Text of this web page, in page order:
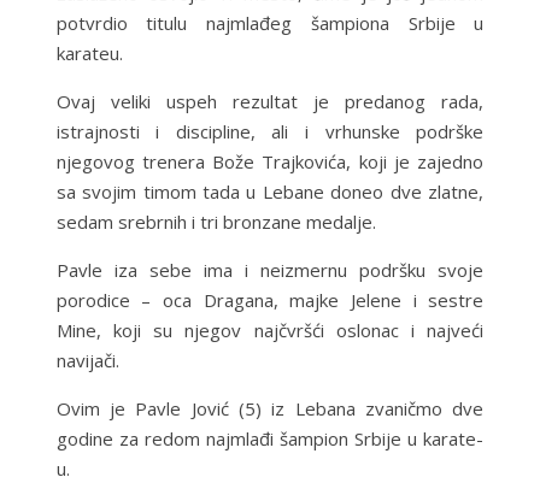
potvrdio titulu najmlađeg šampiona Srbije u
karateu.
Ovaj veliki uspeh rezultat je predanog rada,
istrajnosti i discipline, ali i vrhunske podrške
njegovog trenera Bože Trajkovića, koji je zajedno
sa svojim timom tada u Lebane doneo dve zlatne,
sedam srebrnih i tri bronzane medalje.
Pavle iza sebe ima i neizmernu podršku svoje
porodice – oca Dragana, majke Jelene i sestre
Mine, koji su njegov najčvršći oslonac i najveći
navijači.
Ovim je Pavle Jović (5) iz Lebana zvaničmo dve
godine za redom najmlađi šampion Srbije u karate-
u.